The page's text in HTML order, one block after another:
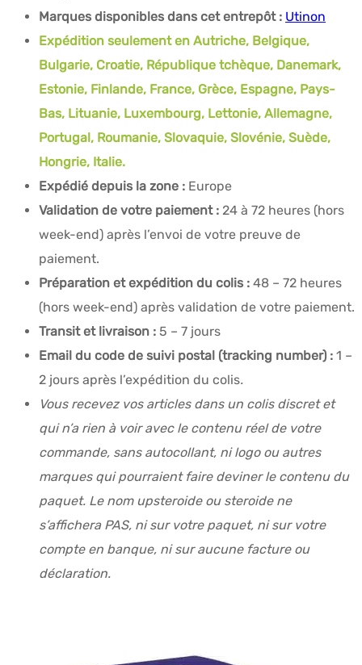
Marques disponibles dans cet entrepôt : Utinon
Expédition seulement en Autriche, Belgique,
Bulgarie, Croatie, République tchèque, Danemark,
Estonie, Finlande, France, Grèce, Espagne, Pays-
Bas, Lituanie, Luxembourg, Lettonie, Allemagne,
Portugal, Roumanie, Slovaquie, Slovénie, Suède,
Hongrie, Italie.
Expédié depuis la zone : Europe
Validation de votre paiement : 24 à 72 heures (hors
week-end) après l’envoi de votre preuve de
paiement.
Préparation et expédition du colis : 48 – 72 heures
(hors week-end) après validation de votre paiement.
Transit et livraison : 5 – 7 jours
Email du code de suivi postal (tracking number) : 1 –
2 jours après l’expédition du colis.
Vous recevez vos articles dans un colis discret et
qui n’a rien à voir avec le contenu réel de votre
commande, sans autocollant, ni logo ou autres
marques qui pourraient faire deviner le contenu du
paquet. Le nom upsteroide ou steroide ne
s’affichera PAS, ni sur votre paquet, ni sur votre
compte en banque, ni sur aucune facture ou
déclaration.